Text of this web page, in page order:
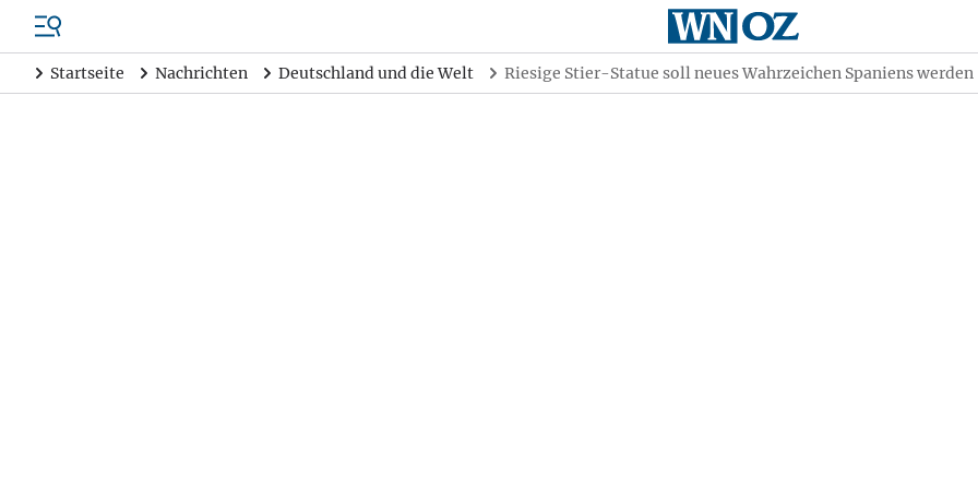
Startseite Nachrichten Deutschland und die Welt Riesige Stier-Statue soll neues Wahrzeichen Spaniens werden